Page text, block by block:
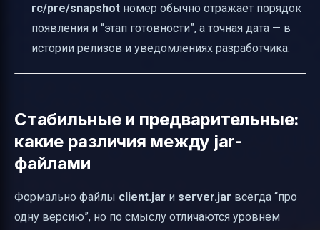
rc/pre/snapshot номер обычно отражает порядок
появления и “этап готовности”, а точная дата — в
истории релизов и уведомлениях разработчика.
Стабильные и предварительные:
какие различия между jar-
файлами
Формально файлы client.jar и server.jar всегда “про
одну версию”, но по смыслу отличаются уровнем